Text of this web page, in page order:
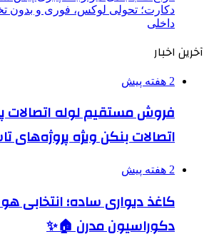
دکارت؛ تحولی لوکس، فوری و بدون
داخلی
آخرین اخبار
2 هفته پیش
فروش مستقیم لوله اتصالات
اتصالات بنکن ویژه پروژه‌های
2 هفته پیش
کاغذ دیواری ساده؛ انتخابی
دکوراسیون مدرن 🏠✨